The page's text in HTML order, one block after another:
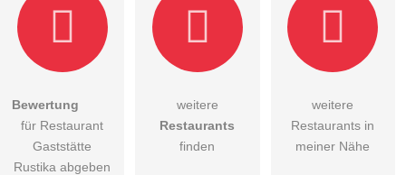
Hiermit akzeptiere ich dieAGB
DieDatenschutzerklärung habe ich zur Kenntnis genommen.
Bewertung
für Restaurant
Gaststätte
Rustika abgeben
weitere
Restaurants
finden
weitere
Restaurants in
meiner Nähe